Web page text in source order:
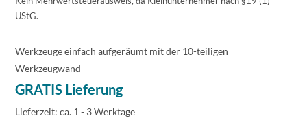
UStG.
Werkzeuge einfach aufgeräumt mit der 10-teiligen
Werkzeugwand
GRATIS Lieferung
Lieferzeit:ca. 1 - 3 Werktage